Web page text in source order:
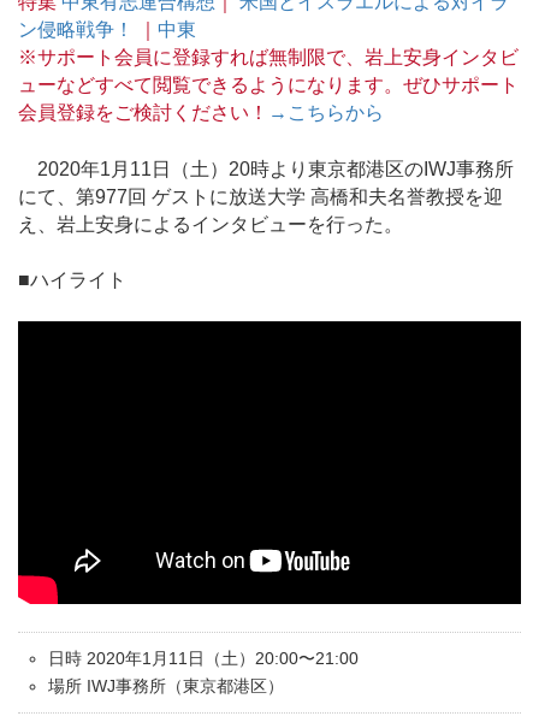
ン侵略戦争！
中東
※サポート会員に登録すれば無制限で、岩上安身インタビ
ューなどすべて閲覧できるようになります。ぜひサポート
会員登録をご検討ください！ →こちらから
2020年1月11日（土）20時より東京都港区のIWJ事務所
にて、第977回 ゲストに放送大学 高橋和夫名誉教授を迎
え、岩上安身によるインタビューを行った。
■ハイライト
日時 2020年1月11日（土）20:00〜21:00
場所 IWJ事務所（東京都港区）